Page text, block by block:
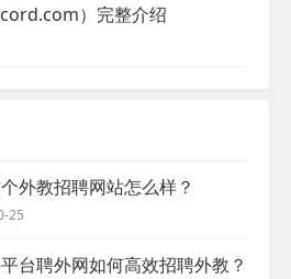
）完整介绍
外教招聘网站怎么样？
25
台聘外网如何高效招聘外教？